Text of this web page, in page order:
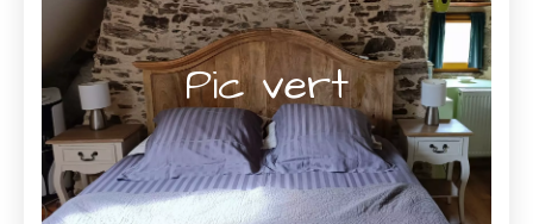
Pic vert